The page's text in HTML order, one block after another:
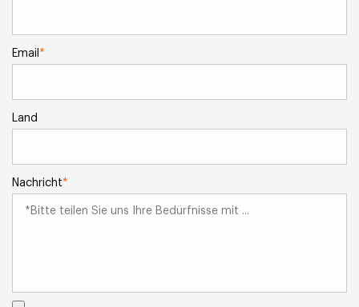
Email *
Land
Nachricht*